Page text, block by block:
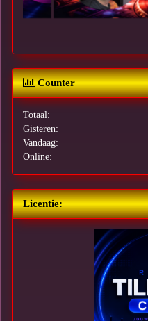
Counter
Totaal:
Gisteren:
Vandaag:
Online:
Licentie: